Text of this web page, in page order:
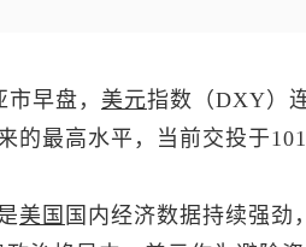
早盘， 美元指数 （DXY）
的最高水平，当前交投于
美国 国内经济数据持续强劲